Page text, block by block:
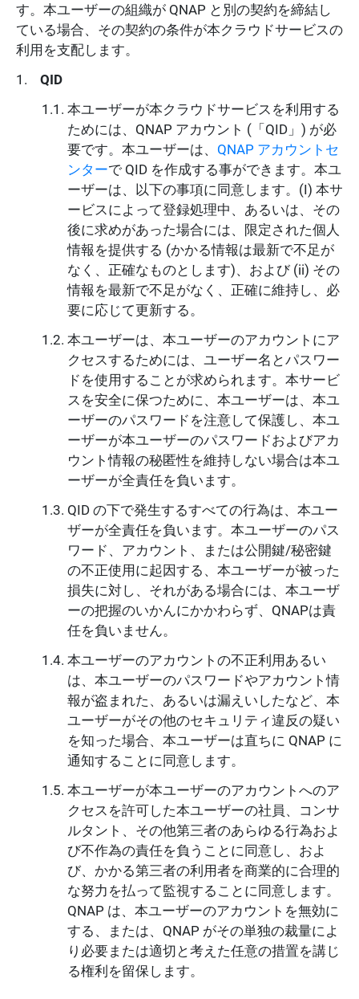
す。本ユーザーの組織が QNAP と別の契約を締結し
ている場合、その契約の条件が本クラウドサービスの
利用を支配します。
QID
本ユーザーが本クラウドサービスを利用する
ためには、QNAP アカウント (「QID」) が必
要です。本ユーザーは、 QNAP アカウントセ
ンターで QID を作成する事ができます。本ユ
ーザーは、以下の事項に同意します。(I) 本サ
ービスによって登録処理中、あるいは、その
後に求めがあった場合には、限定された個人
情報を提供する (かかる情報は最新で不足が
なく、正確なものとします)、および (ii) その
情報を最新で不足がなく、正確に維持し、必
要に応じて更新する。
本ユーザーは、本ユーザーのアカウントにア
クセスするためには、ユーザー名とパスワー
ドを使用することが求められます。本サービ
スを安全に保つために、本ユーザーは、本ユ
ーザーのパスワードを注意して保護し、本ユ
ーザーが本ユーザーのパスワードおよびアカ
ウント情報の秘匿性を維持しない場合は本ユ
ーザーが全責任を負います。
QID の下で発生するすべての行為は、本ユー
ザーが全責任を負います。本ユーザーのパス
ワード、アカウント、または公開鍵/秘密鍵
の不正使用に起因する、本ユーザーが被った
損失に対し、それがある場合には、本ユーザ
ーの把握のいかんにかかわらず、QNAPは責
任を負いません。
本ユーザーのアカウントの不正利用あるい
は、本ユーザーのパスワードやアカウント情
報が盗まれた、あるいは漏えいしたなど、本
ユーザーがその他のセキュリティ違反の疑い
を知った場合、本ユーザーは直ちに QNAP に
通知することに同意します。
本ユーザーが本ユーザーのアカウントへのア
クセスを許可した本ユーザーの社員、コンサ
ルタント、その他第三者のあらゆる行為およ
び不作為の責任を負うことに同意し、およ
び、かかる第三者の利用者を商業的に合理的
な努力を払って監視することに同意します。
QNAP は、本ユーザーのアカウントを無効に
する、または、QNAP がその単独の裁量によ
り必要または適切と考えた任意の措置を講じ
る権利を留保します。